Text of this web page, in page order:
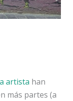
artista han
más partes (a